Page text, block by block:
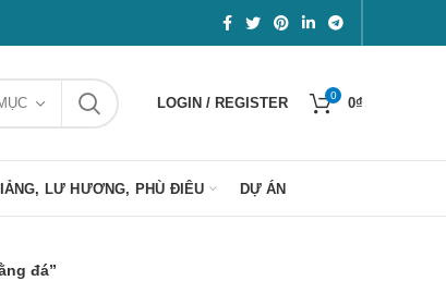
LOGIN / REGISTER 0 0₫
LƯ HƯƠNG, PHÙ ĐIÊU DỰ ÁN
đá”